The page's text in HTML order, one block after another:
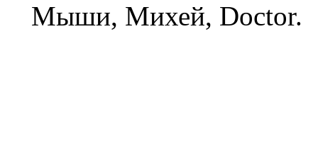
Мыши, Михей, Doctor.